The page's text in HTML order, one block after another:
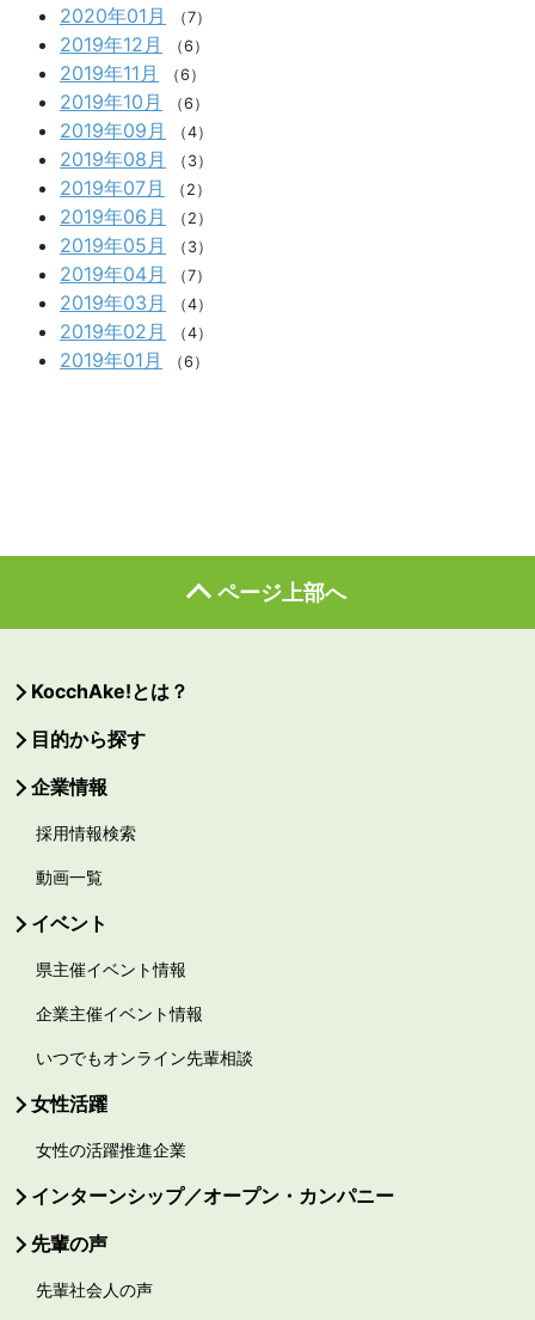
2020年01月 （7）
2019年12月 （6）
2019年11月 （6）
2019年10月 （6）
2019年09月 （4）
2019年08月 （3）
2019年07月 （2）
2019年06月 （2）
2019年05月 （3）
2019年04月 （7）
2019年03月 （4）
2019年02月 （4）
2019年01月 （6）
ページ上部へ
KocchAke!とは？
目的から探す
企業情報
採用情報検索
動画一覧
イベント
県主催イベント情報
企業主催イベント情報
いつでもオンライン先輩相談
女性活躍
女性の活躍推進企業
インターンシップ／オープン・カンパニー
先輩の声
先輩社会人の声